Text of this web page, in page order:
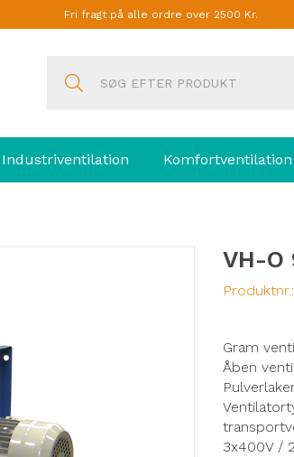
Fri fragt på alle ordre over 2500 Kr.
Industriventilation Komfortventilation
VH-O
Produktnr.:
Gram
Åben
3x400V /